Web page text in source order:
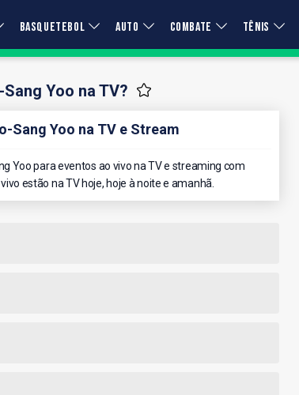
BASQUETEBOL AUTO COMBATE TÊNIS
Yoo na TV?
Sang Yoo na TV e Stream
Yoo para eventos ao vivo na TV e streaming com
estão na TV hoje, hoje à noite e amanhã.